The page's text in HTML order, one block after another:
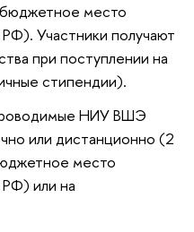
место
Участники получают
при поступлении на
стипендии).
НИУ ВШЭ
или дистанционно (2
место
или на